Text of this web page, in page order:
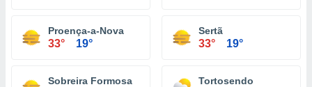
Proença-a-Nova
33° 19°
Sertã
33° 19°
Sobreira Formosa Tortosendo